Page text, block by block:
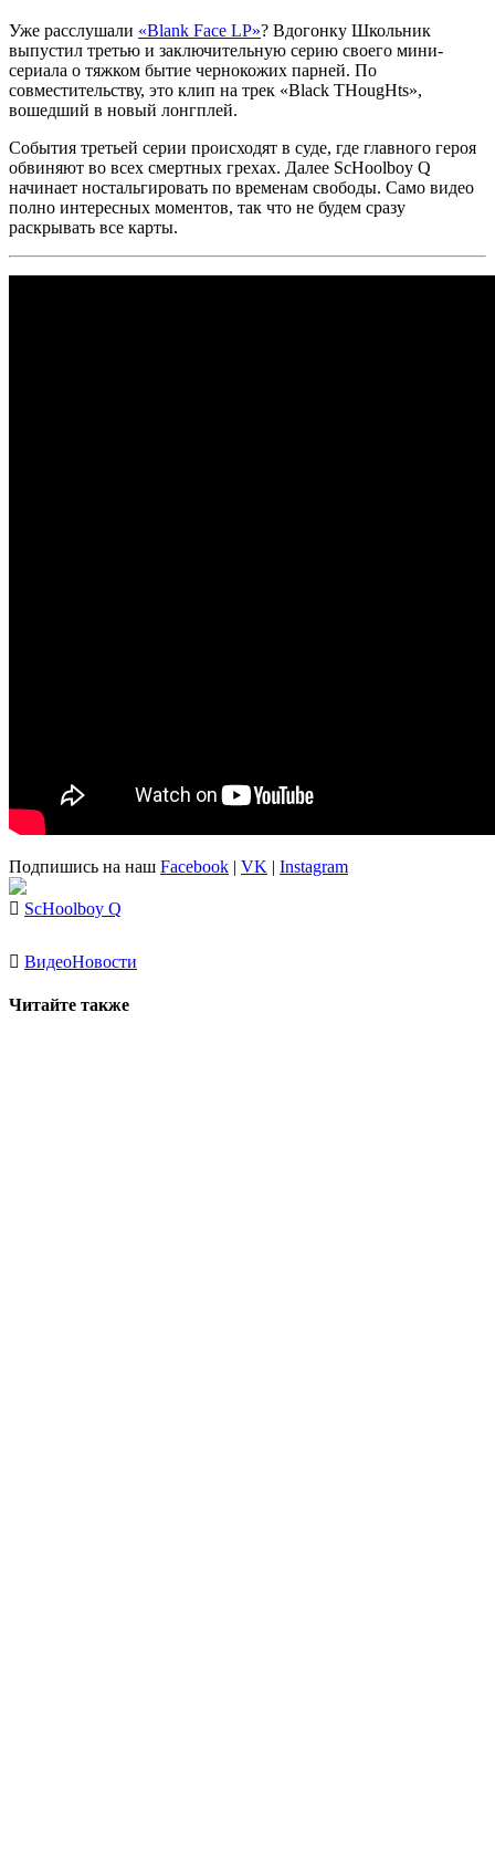
Уже расслушали «Blank Face LP»? Вдогонку Школьник
выпустил третью и заключительную серию своего мини-
сериала о тяжком бытие чернокожих парней. По
совместительству, это клип на трек «Black THougHts»,
вошедший в новый лонгплей.
События третьей серии происходят в суде, где главного героя
обвиняют во всех смертных грехах. Далее ScHoolboy Q
начинает ностальгировать по временам свободы. Само видео
полно интересных моментов, так что не будем сразу
раскрывать все карты.
Подпишись на наш Facebook | VK | Instagram
ScHoolboy Q
ВидеоНовости
Читайте также